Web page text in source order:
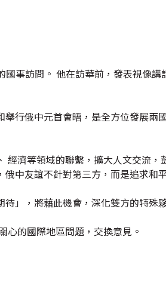
事訪問。 他在訪華前，發表視像講
行俄中元首會晤，是全方位發展兩
濟等領域的聯繫，擴大人文交流
中友誼不針對第三方，而是追求和
」，將藉此機會，深化雙方的特殊
心的國際地區問題，交換意見。